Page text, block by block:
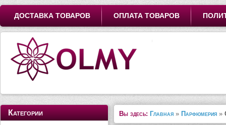
ДОСТАВКА ТОВАРОВ ОПЛАТА ТОВАРОВ
Категории Вы здесь: Главная » Парфюмерия »